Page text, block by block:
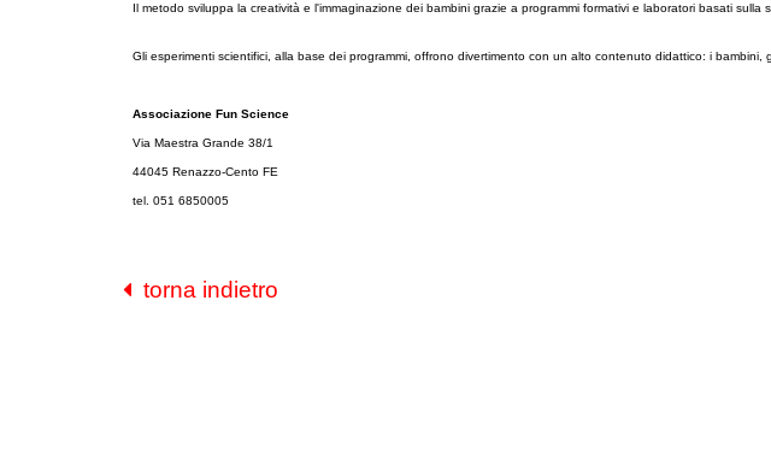
Il metodo sviluppa la creatività e l'immaginazione dei bambini grazie a programmi formativi e laboratori basati sulla
Gli esperimenti scientifici, alla base dei programmi, offrono divertimento con un alto contenuto didattico: i
Associazione Fun Science
Via Maestra Grande 38/1
44045 Renazzo-Cento FE
tel. 051 6850005
torna indietro